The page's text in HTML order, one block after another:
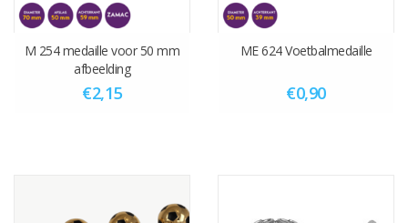
M 254 medaille voor 50 mm
afbeelding
€2,15
ME 624 Voetbalmedaille
€0,90